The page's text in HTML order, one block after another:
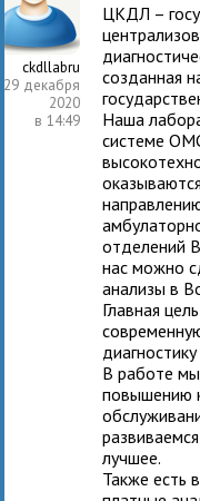
ckdllabru
29 декабря
2020
в 14:49
ЦКДЛ –
созданная
Наша
системе
отделений
нас можно
анализы в
Главная
В работе
повышению
лучшее.
Также есть